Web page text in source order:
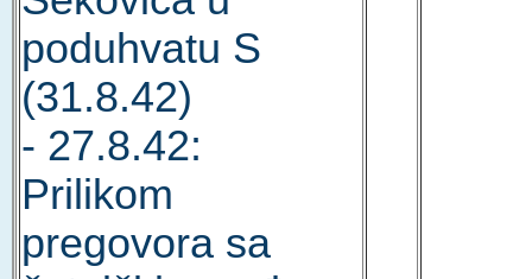
poduhvatu S
(31.8.42)
- 27.8.42:
Prilikom
pregovora sa